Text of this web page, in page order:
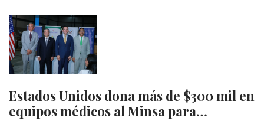
Estados Unidos dona más de $300 mil en
equipos médicos al Minsa para…